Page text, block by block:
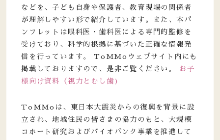
などを、子ども自身や保護者、教育現場の関係者
が理解しやすい形で紹介しています。また、本パ
ンフレットは眼科医・歯科医による専門的監修を
受けており、科学的根拠に基づいた正確な情報発
信を行っています。 ToMMoウェブサイト内にも
掲載しておりますので、是非ご覧ください。 お子
様向け資料（視力とむし歯)
ToMMoは、東日本大震災からの復興を背景に設
立され、地域住民の皆さまの協力のもと、大規模
コホート研究およびバイオバンク事業を推進して